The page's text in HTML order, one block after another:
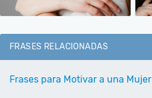
FRASES RELACIONADAS
Frases para Motivar a una Mujer